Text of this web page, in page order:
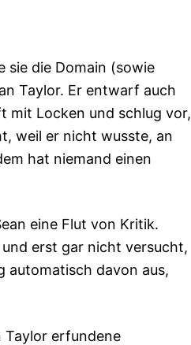
sie die Domain (sowie
Taylor. Er entwarf auch
mit Locken und schlug vor,
weil er nicht wusste, an
hat niemand einen
eine Flut von Kritik.
erst gar nicht versucht,
automatisch davon aus,
Taylor erfundene